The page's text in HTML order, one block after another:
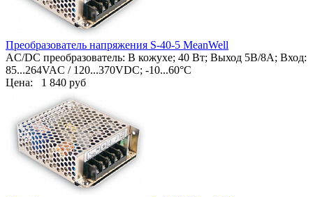
Преобразователь напряжения S-40-5 MeanWell
AC/DC преобразователь: В кожухе; 40 Вт; Выход 5В/8А; Вход:
85...264VAC / 120...370VDC; -10...60°C
Цена: 1 840 руб